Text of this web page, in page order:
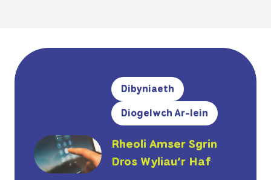
Dibyniaeth
Diogelwch Ar-lein
Rheoli Amser Sgrin
Dros Wyliau’r Haf